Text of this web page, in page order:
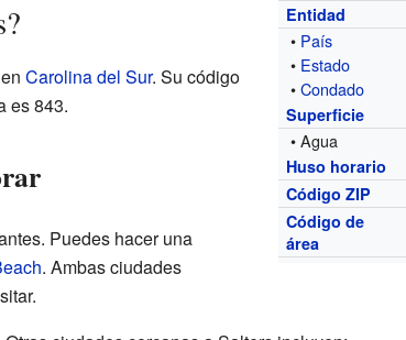
Entidad
• País
• Estado
•Condado
Superficie
• Agua
Huso horario
Código ZIP
Código de
área
Carolina del Sur. Su código
es 843.
Puedes hacer una
. Ambas ciudades